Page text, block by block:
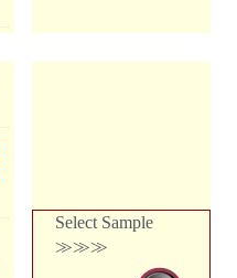
Select Sample
≫≫≫